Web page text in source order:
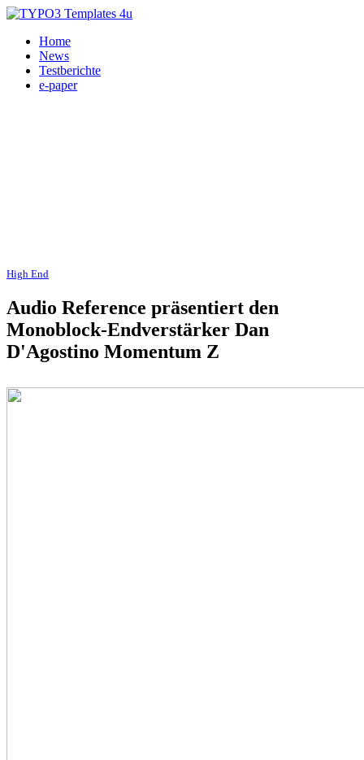
Home
News
Testberichte
e-paper
High End
Audio Reference präsentiert den
Monoblock-Endverstärker Dan
D'Agostino Momentum Z